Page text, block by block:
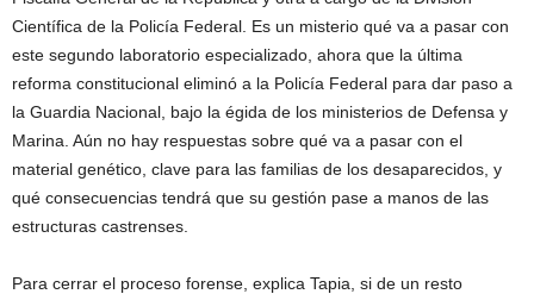
Científica de la Policía Federal. Es un misterio qué va a pasar con
este segundo laboratorio especializado, ahora que la última
reforma constitucional eliminó a la Policía Federal para dar paso a
la Guardia Nacional, bajo la égida de los ministerios de Defensa y
Marina. Aún no hay respuestas sobre qué va a pasar con el
material genético, clave para las familias de los desaparecidos, y
qué consecuencias tendrá que su gestión pase a manos de las
estructuras castrenses.
Para cerrar el proceso forense, explica Tapia, si de un resto